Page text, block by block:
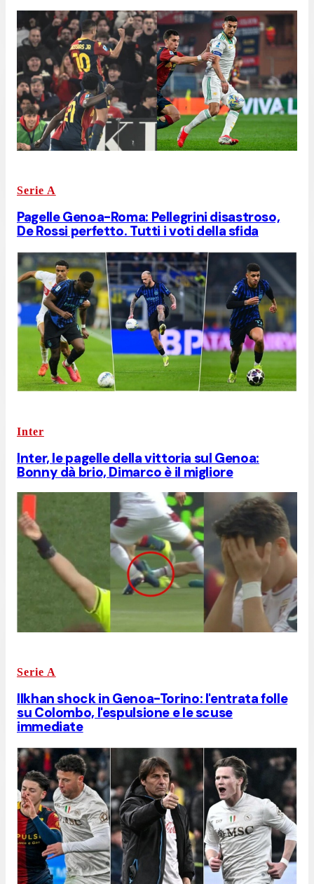
Serie A
Pagelle Genoa-Roma: Pellegrini disastroso,
De Rossi perfetto. Tutti i voti della sfida
Inter
Inter, le pagelle della vittoria sul Genoa:
Bonny dà brio, Dimarco è il migliore
Serie A
Ilkhan shock in Genoa-Torino: l'entrata folle
su Colombo, l'espulsione e le scuse
immediate